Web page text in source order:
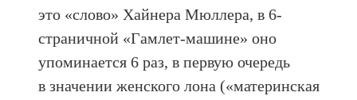
это «слово» Хайнера Мюллера, в 6-
страничной «Гамлет-машине» оно
упоминается 6 раз, в первую очередь
в значении женского лона («материнская